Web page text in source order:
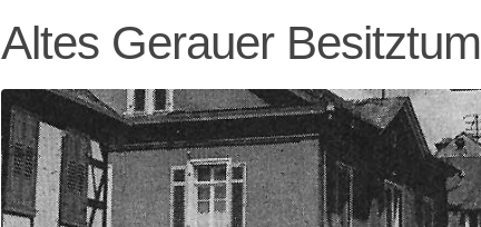
Altes Gerauer Besitztum